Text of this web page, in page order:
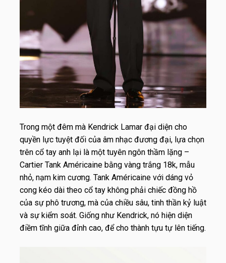
Trong một đêm mà Kendrick Lamar đại diện cho
quyền lực tuyệt đối của âm nhạc đương đại, lựa chọn
trên cổ tay anh lại là một tuyên ngôn thầm lặng –
Cartier Tank Américaine bằng vàng trắng 18k, mẫu
nhỏ, nạm kim cương. Tank Américaine với dáng vỏ
cong kéo dài theo cổ tay không phải chiếc đồng hồ
của sự phô trương, mà của chiều sâu, tinh thần kỷ luật
và sự kiểm soát. Giống như Kendrick, nó hiện diện
điềm tĩnh giữa đỉnh cao, để cho thành tựu tự lên tiếng.